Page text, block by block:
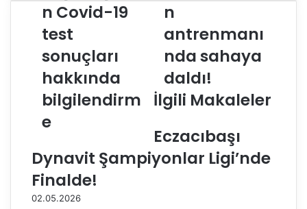
ş
i
t
a
ş
t
a
C
o
v
i
n Covid-19
test
sonuçları
hakkında
bilgilendirm
e
k
ı
B
a
n
k
ı
n
a
n
antrenmanı
nda sahaya
daldı!
İlgili Makaleler
Eczacıbaşı
Dynavit Şampiyonlar Ligi’nde
Finalde!
02.05.2026